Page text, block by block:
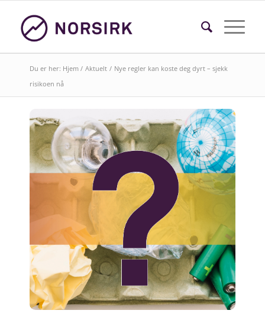
Du er her: Hjem / Aktuelt / Nye regler kan koste deg dyrt – sjekk
risikoen nå